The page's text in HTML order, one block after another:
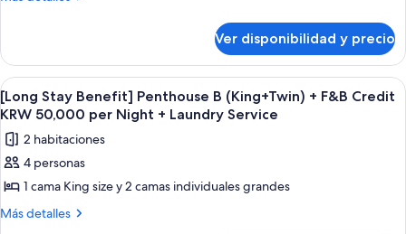
laundry
service
50,000
night
laundry
service
A
(king
+
twin)
+
F&B
credit
won
stay
privileges]
Penthouse
A
+
twin)
F&B
credit
50,000
Ver disponibilidad y precio
Ver
todas
las
fotos
de
[Long
Stay
Una mesa de comedor con diversos
2
[Long Stay Benefit] Penthouse B (King+Twin) + F&B Credit
KRW 50,000 per Night + Laundry Service
2 habitaciones
4 personas
1 cama King size y 2 camas individuales grandes
Más detalles
Más